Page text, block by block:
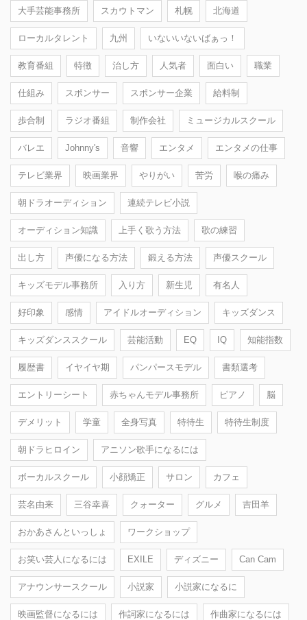
大手芸能事務所 スカウトマン 札幌 北海道
ローカルタレント 九州 いないいないばぁっ！
教育番組 特徴 治し方 人気者 面白い 職業
仕組み スポンサー スポンサー企業 給料制
歩合制 ラジオ番組 制作会社 ミュージカルスクール
バレエ Johnny's 音響 エンタメ エンタメの仕事
テレビ業界 映画業界 やりがい 苦労 喉の痛み
朝ドラオーディション 連続テレビ小説
オーディション知識 上手く歌う方法 歌の練習
出し方 声優になる方法 鍛える方法 声優スクール
キッズモデル事務所 入り方 新生児 有名人
好印象 感情 アイドルオーディション キッズダンス
キッズダンススクール 芸能活動 EQ IQ 知能指数
履歴書 イヤイヤ期 パンパースモデル 書類選考
エントリーシート 赤ちゃんモデル事務所 ピアノ 脳
デメリット 学童 全身写真 特待生 特待生制度
朝ドラヒロイン アニソン歌手になるには
ボーカルスクール 小顔矯正 サロン カフェ
芸名由来 三谷幸喜 クォーター グルメ 吉田羊
おかあさんといっしょ ワークショップ
お笑い芸人になるには EXILE ディズニー Can Cam
アナウンサースクール 小説家 小説家になるに
映画監督になるには 作詞家になるには 作曲家になるには